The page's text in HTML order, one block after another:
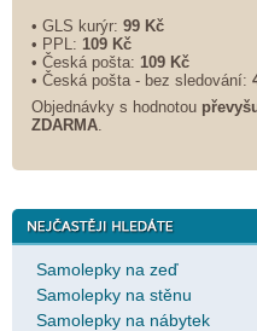
• GLS kurýr: 99 Kč
• PPL: 109 Kč
• Česká pošta: 109 Kč
• Česká pošta - bez sledování:
Objednávky s hodnotou
ZDARMA
Samolepky na zeď
Samolepky na stěnu
Samolepky na nábytek